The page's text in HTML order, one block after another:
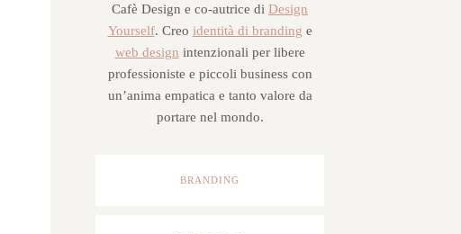
Cafè Design e co-autrice di Design
Yourself. Creo identità di branding e
web design intenzionali per libere
professioniste e piccoli business con
un’anima empatica e tanto valore da
portare nel mondo.
BRANDING